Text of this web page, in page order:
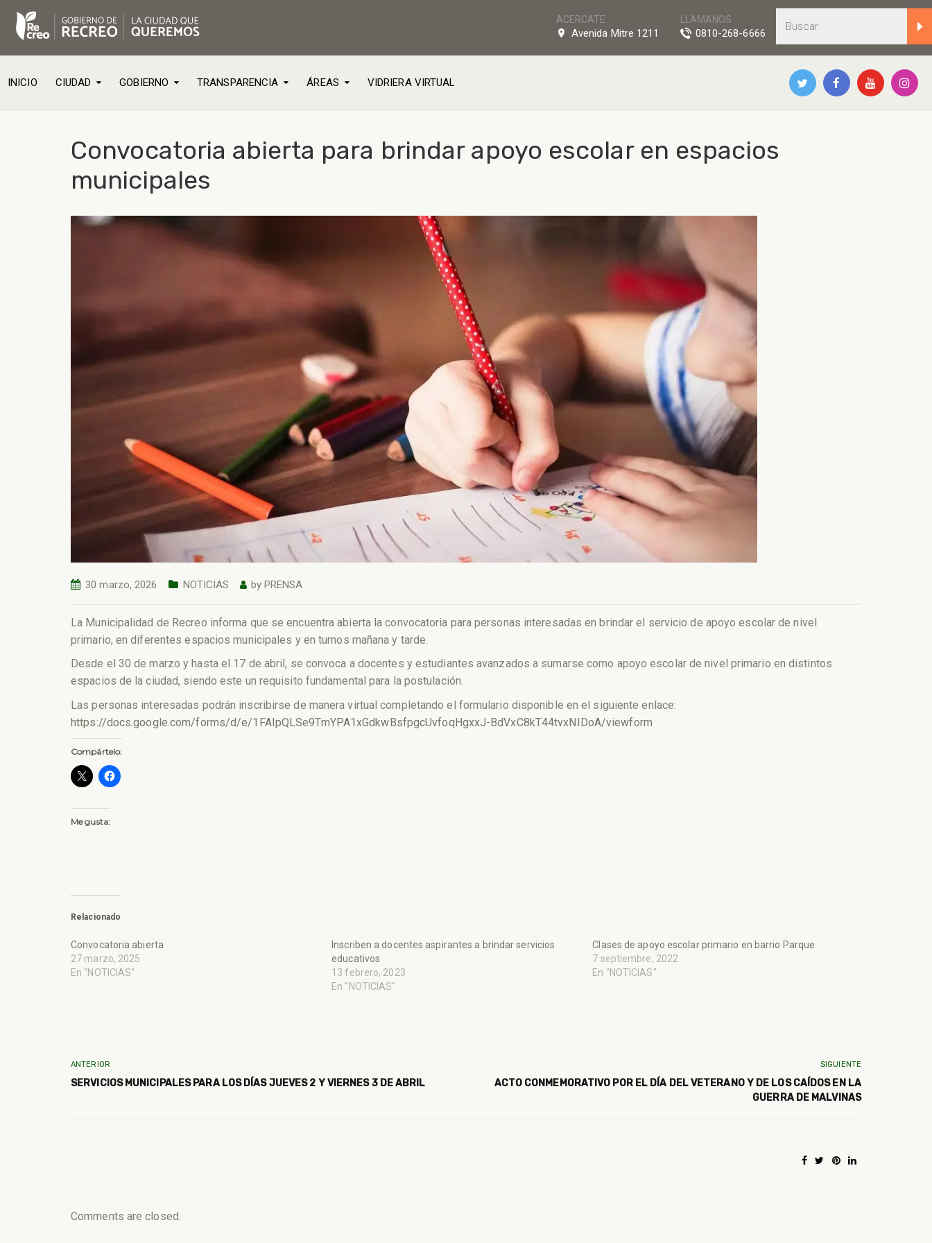
LLAMANOS
0810-268-6666
ACERCATE
Avenida Mitre 1211
INICIO CIUDAD GOBIERNO TRANSPARENCIA ÁREAS VIDRIERA VIRTUAL
Convocatoria abierta para brindar apoyo escolar en espacios
municipales
30 marzo, 2026 NOTICIAS by PRENSA
La Municipalidad de Recreo informa que se encuentra abierta la convocatoria para personas interesadas en brindar el servicio de apoyo escolar de nivel
primario, en diferentes espacios municipales y en turnos mañana y tarde.
Desde el 30 de marzo y hasta el 17 de abril, se convoca a docentes y estudiantes avanzados a sumarse como apoyo escolar de nivel primario en distintos
espacios de la ciudad, siendo este un requisito fundamental para la postulación.
Las personas interesadas podrán inscribirse de manera virtual completando el formulario disponible en el siguiente enlace:
https://docs.google.com/forms/d/e/1FAIpQLSe9TmYPA1xGdkwBsfpgcUvfoqHgxxJ-BdVxC8kT44tvxNIDoA/viewform
Compártelo:
Me gusta:
Relacionado
Convocatoria abierta
27 marzo, 2025
En "NOTICIAS"
Inscriben a docentes aspirantes a brindar servicios
educativos
13 febrero, 2023
En "NOTICIAS"
Clases de apoyo escolar primario en barrio Parque
7 septiembre, 2022
En "NOTICIAS"
ANTERIOR
SERVICIOS MUNICIPALES PARA LOS DÍAS JUEVES 2 Y VIERNES 3 DE ABRIL
SIGUIENTE
ACTO CONMEMORATIVO POR EL DÍA DEL VETERANO Y DE LOS CAÍDOS EN LA
GUERRA DE MALVINAS
Comments are closed.